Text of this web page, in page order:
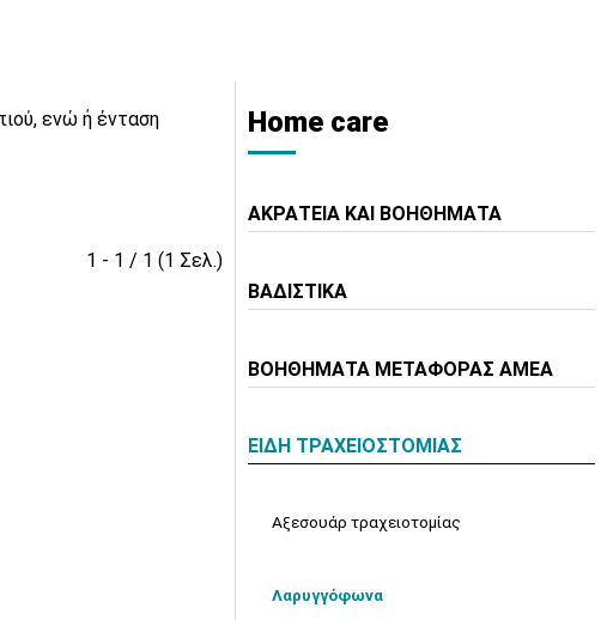
ενώ ή ένταση
1 - 1 / 1 (1 Σελ.)
Home care
ΑΚΡΑΤΕΙΑ ΚΑΙ ΒΟΗΘΗΜΑΤΑ
ΒΑΔΙΣΤΙΚΑ
ΒΟΗΘΗΜΑΤΑ ΜΕΤΑΦΟΡΑΣ ΑΜΕΑ
ΕΙΔΗ ΤΡΑΧΕΙΟΣΤΟΜΙΑΣ
Αξεσουάρ τραχειοτομίας
Λαρυγγόφωνα